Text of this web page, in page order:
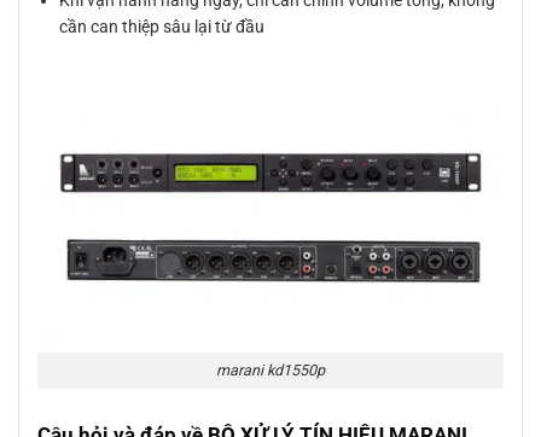
cần can thiệp sâu lại từ đầu
marani kd1550p